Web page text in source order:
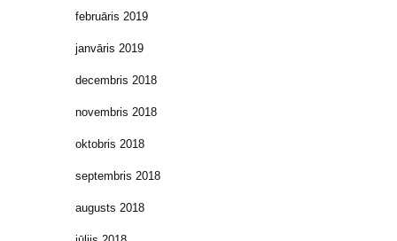
februāris 2019
janvāris 2019
decembris 2018
novembris 2018
oktobris 2018
septembris 2018
augusts 2018